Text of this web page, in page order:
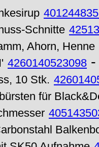
Schnitte
Ahorn, Henne
4260140523098
10 Stk.
für